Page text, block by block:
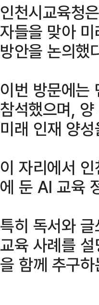
인천시교육청
자들을 맞아
방안을 논의했
이번 방문에는
참석했으며,
미래 인재 양
이 자리에서
에 둔 AI 교육
특히 독서와
교육 사례를
을 함께 추구